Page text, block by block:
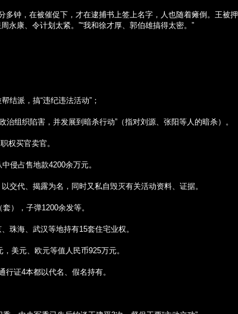
多钟，在被催促下，才在逮捕书上签上名字，人也随着瘫倒。王被押
永康、令计划太紧。”“我和徐才厚、郭伯雄搞得太密。”
结派，搞“违纪违法活动”；
治组织陷害，并发展到暗杀行动”（指对刘源、张阳等人的暗杀）。
权买官卖官。
侵占售地款4200余万元。
交代、揭露为名，同时又私自毁灭有关活动资料、证据。
套），子弹1200余发等。
珠海、武汉等地持有15套住宅业权。
，美元、欧元等值人民币925万元。
行证4本都以代名、假名持有。